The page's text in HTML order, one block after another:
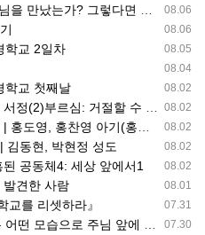
08.06
나의 삶은 어떠한가? 자신을 돌아 봅니다.
08.06
08.05
학교 2일차
08.04
08.02
학교 첫째날
08.02
심: 거절할 수 없는 은혜의 시작
08.02
영 아기(홍석진, 임자현 집사 가정)
08.02
김동현, 박현정 성도
08.02
공동체4: 세상 앞에서1
08.01
견한 사람
07.31
를 리셋하라』
07.30
로 주님 앞에 서게 될까 ??????